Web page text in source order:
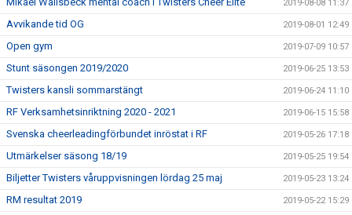
2019-08-08 11:37
Avvikande tid OG 2019-08-01 12:49
Open gym 2019-07-09 10:57
Stunt säsongen 2019/2020 2019-06-25 13:53
Twisters kansli sommarstängt 2019-06-24 11:10
RF Verksamhetsinriktning 2020 - 2021 2019-06-15 15:58
Svenska cheerleadingförbundet inröstat i RF 2019-05-26 17:18
Utmärkelser säsong 18/19 2019-05-25 19:54
Biljetter Twisters våruppvisningen lördag 25 maj 2019-05-23 13:24
RM resultat 2019 2019-05-22 15:29